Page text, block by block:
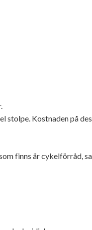
stolpe. Kostnaden på
finns är cykelförråd,